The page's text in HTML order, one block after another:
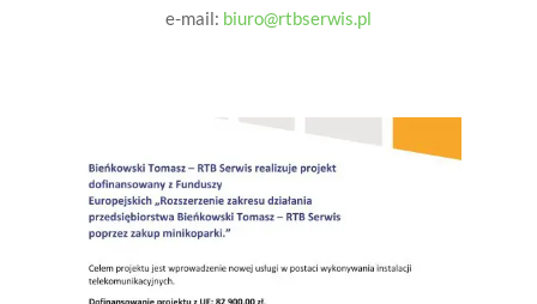
e-mail: biuro@rtbserwis.pl